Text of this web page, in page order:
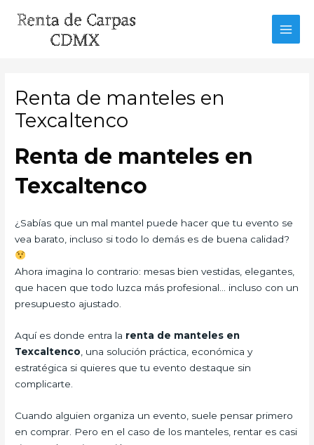
Renta de manteles en
Texcaltenco
Renta de manteles en
Texcaltenco
¿Sabías que un mal mantel puede hacer que tu evento se
vea barato, incluso si todo lo demás es de buena calidad?
Ahora imagina lo contrario: mesas bien vestidas, elegantes,
que hacen que todo luzca más profesional… incluso con un
presupuesto ajustado.
Aquí es donde entra la renta de manteles en
Texcaltenco , una solución práctica, económica y
estratégica si quieres que tu evento destaque sin
complicarte.
Cuando alguien organiza un evento, suele pensar primero
en comprar. Pero en el caso de los manteles, rentar es casi